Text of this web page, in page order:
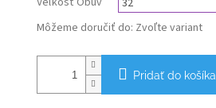
Môžeme doručiť do: Zvoľte variant
Pridať do košíka